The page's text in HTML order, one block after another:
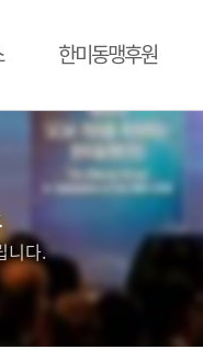
한미동맹후원
니다.